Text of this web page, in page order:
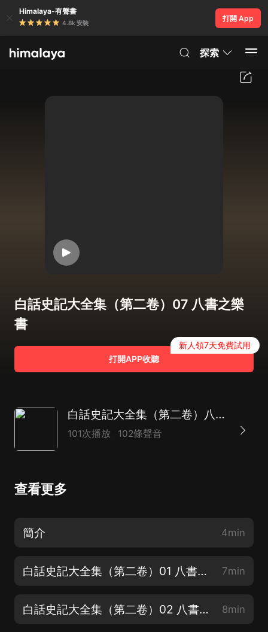
Himalaya-有聲書
4.8k 安裝
打開 App
探索
白話史記大全集（第二卷）07 八書之樂
書
打開APP收聽
新人領7天免費試用
白話史記大全集（第二卷）八書 三十世家
101次播放 102條聲音
查看更多
簡介 4min
白話史記大全集（第二卷）01 八書之禮書 7min
白話史記大全集（第二卷）02 八書之禮書 8min